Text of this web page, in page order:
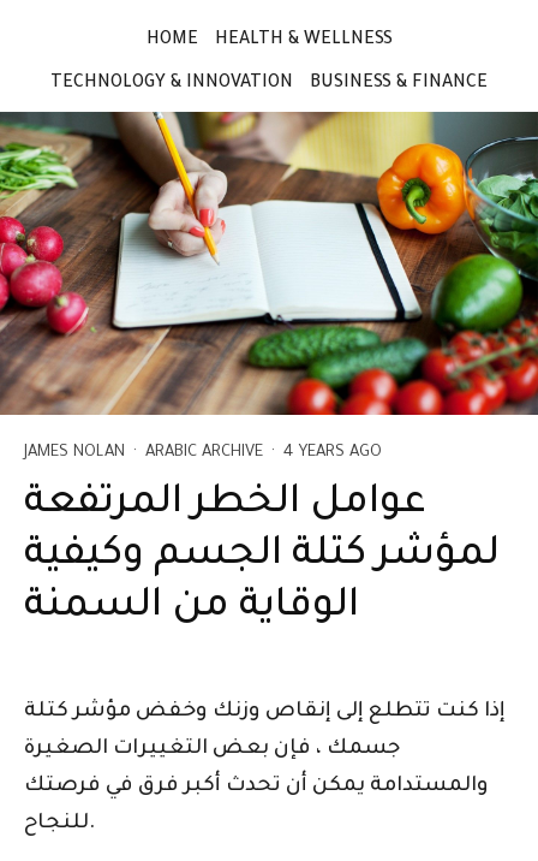
HOME HEALTH & WELLNESS
TECHNOLOGY & INNOVATION BUSINESS & FINANCE
JAMES NOLAN · ARABIC ARCHIVE · 4 YEARS AGO
عوامل الخطر المرتفعة
لمؤشر كتلة الجسم وكيفية
الوقاية من السمنة
إذا كنت تتطلع إلى إنقاص وزنك وخفض مؤشر كتلة
جسمك ، فإن بعض التغييرات الصغيرة
والمستدامة يمكن أن تحدث أكبر فرق في فرصتك
للنجاح.